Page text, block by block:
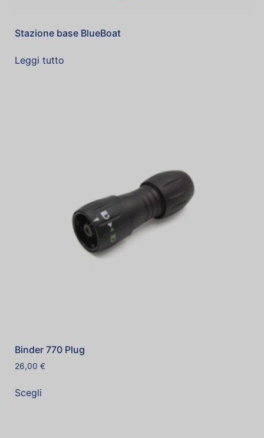
Stazione base BlueBoat
Leggi tutto
Binder 770 Plug
26,00 €
Scegli